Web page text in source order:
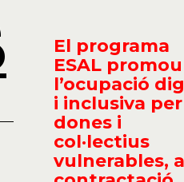
El programa
ESAL promou
l’ocupació
i inclusiva
dones i
col·lectius
vulnerables,